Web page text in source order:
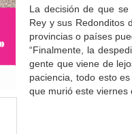
La decisión de que
Rey y sus Redonditos
provincias o países
“Finalmente, la
gente que viene de
paciencia, todo esto
que murió este viernes